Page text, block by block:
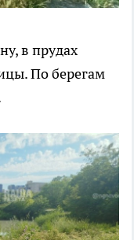
в прудах
По берегам